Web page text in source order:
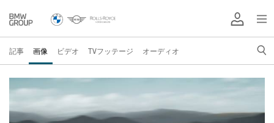
記事 画像 ビデオ TVフッテージ オーディオ